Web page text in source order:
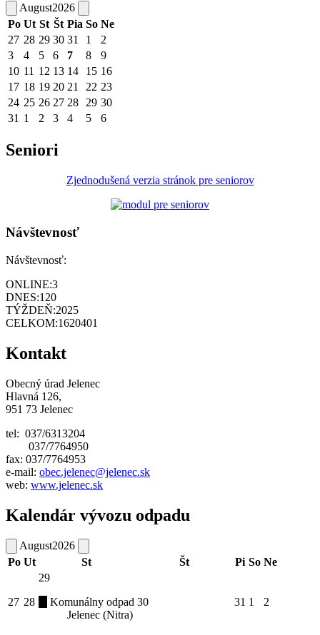
August2026
Po Ut St Št Pia So Ne
27 28 29 30 31 1
2
3
4 5 6 7 8
9
10 11 12 13 14 15 16
17 18 19 20 21 22 23
24 25 26 27 28 29 30
31 1 2 3 4 5 6
Seniori
Zjednodušená verzia stránok pre seniorov
Návštevnosť
Návštevnosť:
ONLINE:3
DNES:120
TÝŽDEŇ:2025
CELKOM:1620401
Kontakt
Obecný úrad Jelenec
Hlavná 126,
951 73 Jelenec
tel: 037/6313204
037/7764950
fax: 037/7764953
e-mail: obec.jelenec@jelenec.sk
web: www.jelenec.sk
Kalendár vývozu odpadu
August2026
Po Ut St Št Pi So Ne
27 28
29
Komunálny odpad
Jelenec (Nitra)
30 31 1 2